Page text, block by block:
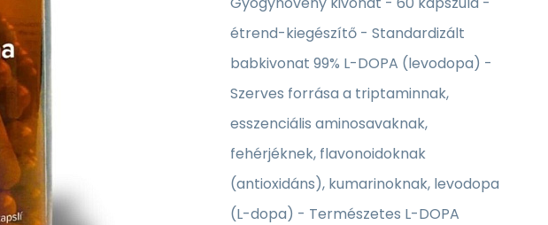
étrend-kiegészítő - Standardizált
babkivonat 99% L-DOPA (levodopa) -
Szerves forrása a triptaminnak,
esszenciális aminosavaknak,
fehérjéknek, flavonoidoknak
(antioxidáns), kumarinoknak, levodopa
(L-dopa) - Természetes L-DOPA